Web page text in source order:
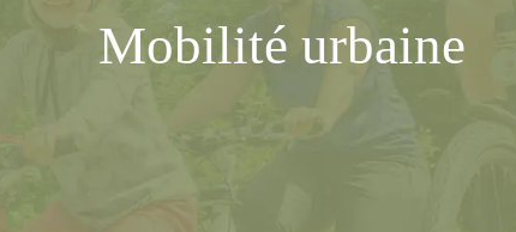
Mobilité urbaine